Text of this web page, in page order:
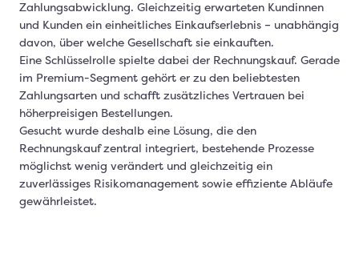
Zahlungsabwicklung. Gleichzeitig erwarteten Kundinnen
und Kunden ein einheitliches Einkaufserlebnis – unabhängig
davon, über welche Gesellschaft sie einkauften.
Eine Schlüsselrolle spielte dabei der Rechnungskauf. Gerade
im Premium-Segment gehört er zu den beliebtesten
Zahlungsarten und schafft zusätzliches Vertrauen bei
höherpreisigen Bestellungen.
Gesucht wurde deshalb eine Lösung, die den
Rechnungskauf zentral integriert, bestehende Prozesse
möglichst wenig verändert und gleichzeitig ein
zuverlässiges Risikomanagement sowie effiziente Abläufe
gewährleistet.